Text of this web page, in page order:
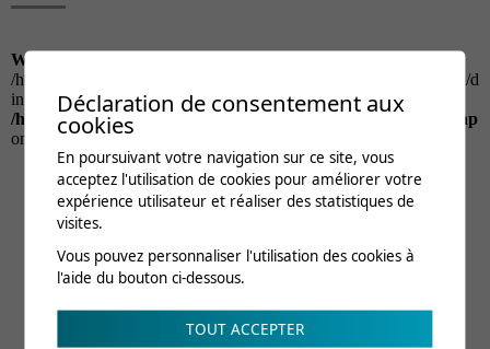
Déclaration de consentement aux
cookies
En poursuivant votre navigation sur ce site, vous
acceptez l'utilisation de cookies pour améliorer votre
expérience utilisateur et réaliser des statistiques de
visites.
Vous pouvez personnaliser l'utilisation des cookies à
l'aide du bouton ci-dessous.
TOUT ACCEPTER